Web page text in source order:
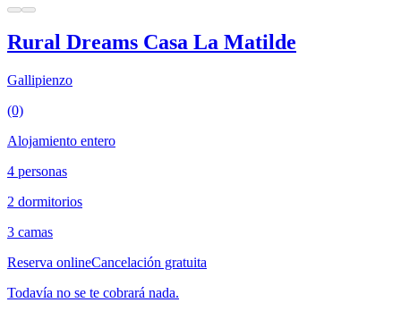
Rural Dreams Casa La Matilde
Gallipienzo
(0)
Alojamiento entero
4 personas
2 dormitorios
3 camas
Reserva onlineCancelación gratuita
Todavía no se te cobrará nada.